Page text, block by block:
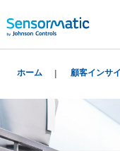
ホーム 顧客インサ